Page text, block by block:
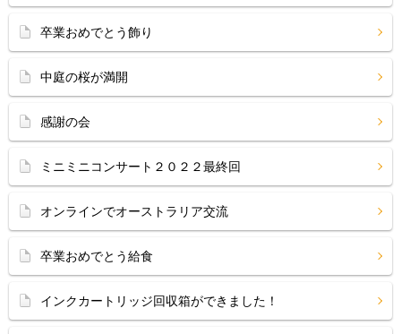
卒業おめでとう飾り
中庭の桜が満開
感謝の会
ミニミニコンサート２０２２最終回
オンラインでオーストラリア交流
卒業おめでとう給食
インクカートリッジ回収箱ができました！